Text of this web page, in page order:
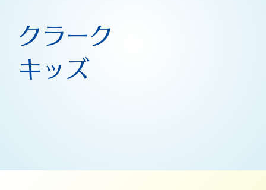
クラーク
キッズ